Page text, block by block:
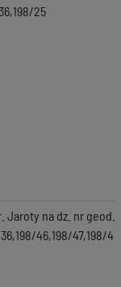
25
Jaroty na dz. nr geod.
46,198/47,198/